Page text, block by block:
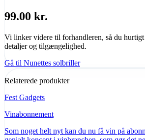
99.00 kr.
Vi linker videre til forhandleren, så du
detaljer og tilgængelighed.
Gå til Nunettes solbriller
Relaterede produkter
Fest Gadgets
Vinabonnement
Som noget helt nyt kan du nu få vin på